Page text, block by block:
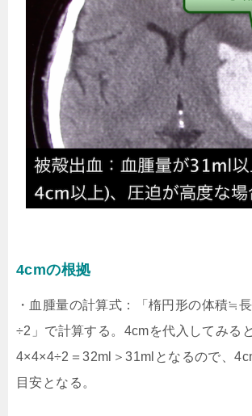
4cmの根拠
・血腫量の計算式：「楕円形の体積≒
÷2」で計算する。4cmを代入してみる
4×4×4÷2＝32ml＞31mlとなるので、
目安となる。